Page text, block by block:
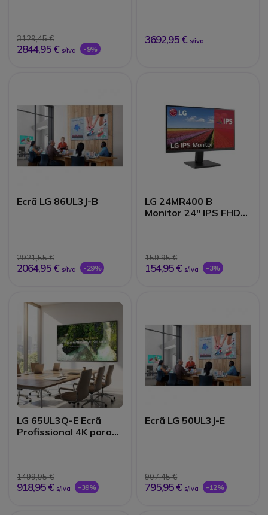
3129,45 €
2844,95 € s/iva -9%
3692,95 € s/iva
Ecrã LG 86UL3J-B
2921,55 €
2064,95 € s/iva -29%
LG 24MR400 B
Monitor 24" IPS FHD
159,95 €
154,95 € s/iva -3%
LG 65UL3Q-E Ecrã
Profissional 4K para
1499,95 €
918,95 € s/iva -39%
Ecrã LG 50UL3J-E
907,45 €
795,95 € s/iva -12%